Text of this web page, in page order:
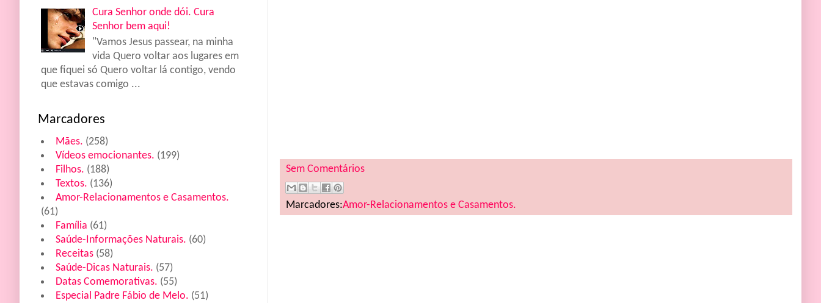
Cura Senhor onde dói. Cura
Senhor bem aqui!
"Vamos Jesus passear, na minha
vida Quero voltar aos lugares em
que fiquei só Quero voltar lá contigo, vendo
que estavas comigo ...
Marcadores
Mães. (258)
Vídeos emocionantes. (199)
Filhos. (188)
Textos. (136)
Amor-Relacionamentos e Casamentos.
(61)
Família (61)
Saúde-Informações Naturais. (60)
Receitas (58)
Saúde-Dicas Naturais. (57)
Datas Comemorativas. (55)
Especial Padre Fábio de Melo. (51)
Sem Comentários
Marcadores:Amor-Relacionamentos e Casamentos.